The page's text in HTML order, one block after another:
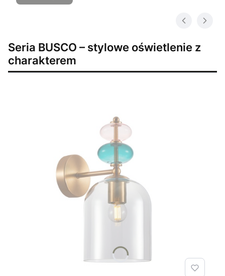
Seria BUSCO – stylowe oświetlenie z
charakterem